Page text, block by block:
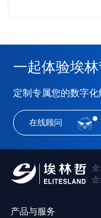
一起体验埃
定制专属您的数字化
在线顾问
全
企
产品与服务